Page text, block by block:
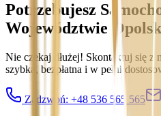
Potrzebujesz
Województwie
Nie czekaj dłużej! Skontaktuj się z
szybka, bezpłatna i w pełni
Zadzwoń: +48 536 565 565